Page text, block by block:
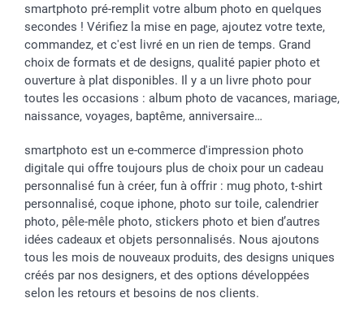
smartphoto pré-remplit votre album photo en quelques
secondes ! Vérifiez la mise en page, ajoutez votre texte,
commandez, et c'est livré en un rien de temps. Grand
choix de formats et de designs, qualité papier photo et
ouverture à plat disponibles. Il y a un livre photo pour
toutes les occasions : album photo de vacances, mariage,
naissance, voyages, baptême, anniversaire…
smartphoto est un e-commerce d'impression photo
digitale qui offre toujours plus de choix pour un cadeau
personnalisé fun à créer, fun à offrir : mug photo, t-shirt
personnalisé, coque iphone, photo sur toile, calendrier
photo, pêle-mêle photo, stickers photo et bien d’autres
idées cadeaux et objets personnalisés. Nous ajoutons
tous les mois de nouveaux produits, des designs uniques
créés par nos designers, et des options développées
selon les retours et besoins de nos clients.